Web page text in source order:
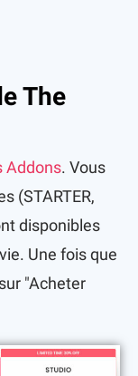
The
Addons. Vous
(STARTER,
disponibles
Une fois que
"Acheter